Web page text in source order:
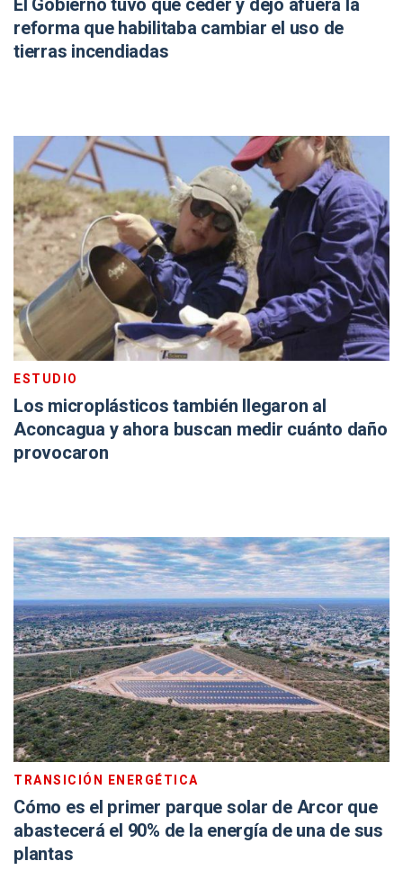
reforma que habilitaba cambiar el uso de
tierras incendiadas
ESTUDIO
Los microplásticos también llegaron al
Aconcagua y ahora buscan medir cuánto daño
provocaron
TRANSICIÓN ENERGÉTICA
Cómo es el primer parque solar de Arcor que
abastecerá el 90% de la energía de una de sus
plantas